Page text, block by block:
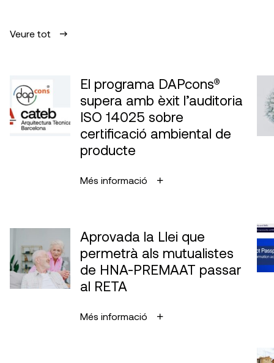
Veure tot
El programa DAPcons®
supera amb èxit l’auditoria
ISO 14025 sobre
certificació ambiental de
producte
Més informació
Aprovada la Llei que
permetrà als mutualistes
de HNA-PREMAAT passar
al RETA
Més informació